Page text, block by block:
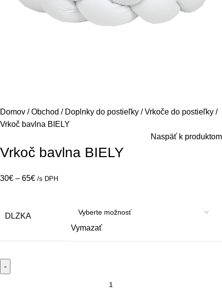
Domov Obchod Doplnky do postieľky
Vrkoče do postieľky
Vrkoč bavlna BIELY
Naspäť k produktom
Vrkoč bavlna BIELY
30€ – 65€ /s DPH
DLZKA
Vymazať